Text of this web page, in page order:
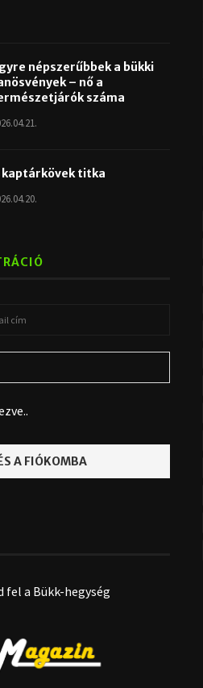
népszerűbbek a bükki
– nő a
száma
kaptárkövek titka
fel a Bükk-hegység